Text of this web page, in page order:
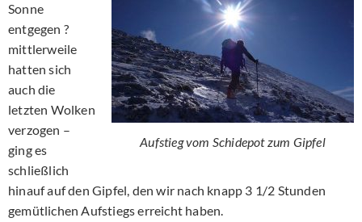
Aufstieg vom Schidepot zum Gipfel
Sonne
entgegen ?
mittlerweile
hatten sich
auch die
letzten Wolken
verzogen –
ging es
schließlich
hinauf auf den Gipfel, den wir nach knapp 3 1/2 Stunden
gemütlichen Aufstiegs erreicht haben.